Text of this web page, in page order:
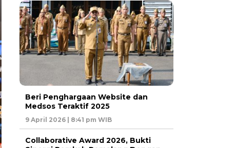
Beri Penghargaan Website dan
Medsos Teraktif 2025
9 April 2026 | 8:41 pm WIB
Collaborative Award 2026, Bukti